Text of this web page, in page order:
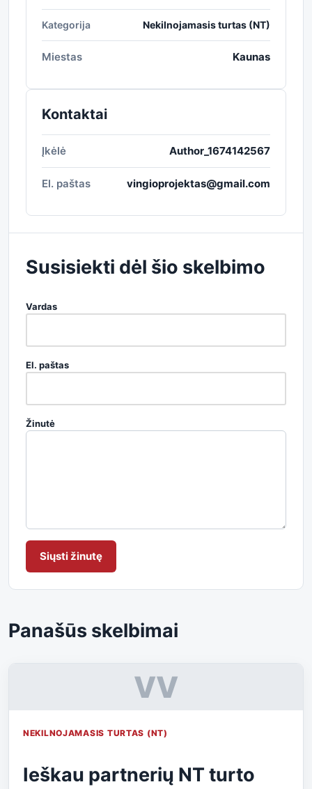
Kategorija Nekilnojamasis turtas (NT)
Miestas Kaunas
Kontaktai
Įkėlė Author_1674142567
El. paštas vingioprojektas@gmail.com
Susisiekti dėl šio skelbimo
Vardas
El. paštas
Žinutė
Siųsti žinutę
Panašūs skelbimai
VV
NEKILNOJAMASIS TURTAS (NT)
Ieškau partnerių NT turto